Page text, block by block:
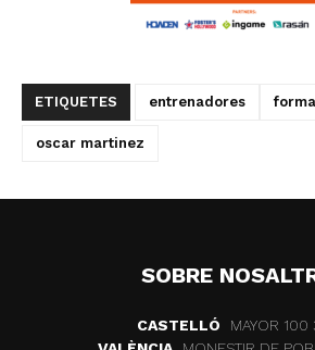
ETIQUETES entrenadores
oscar martinez
SOBRE
CASTELLÓ
MAYOR 100